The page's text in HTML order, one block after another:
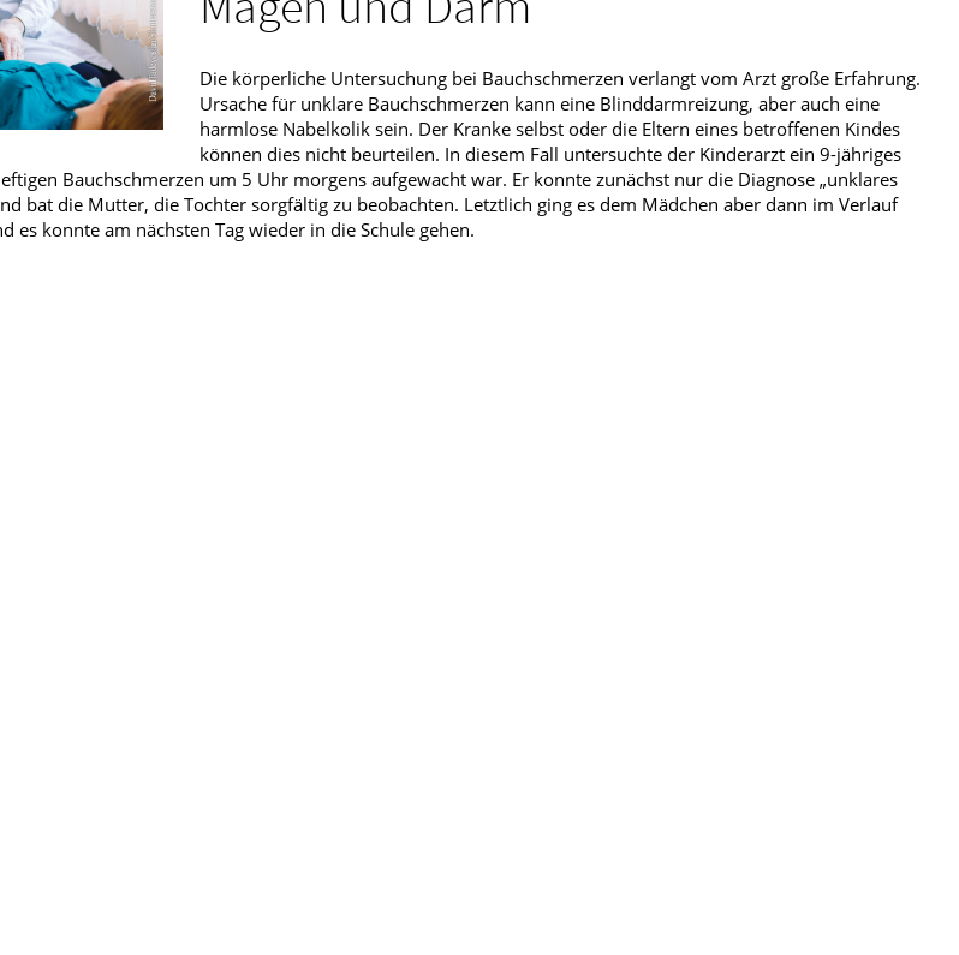
Die körperliche Untersuchung bei Bauchschmerzen verlangt vom Arzt große Erfahrung.
Ursache für unklare Bauchschmerzen kann eine Blinddarmreizung, aber auch eine
harmlose Nabelkolik sein. Der Kranke selbst oder die Eltern eines betroffenen Kindes
können dies nicht beurteilen. In diesem Fall untersuchte der Kinderarzt ein 9-jähriges
Bauchschmerzen um 5 Uhr morgens aufgewacht war. Er konnte zunächst nur die Diagnose „unklares
bat die Mutter, die Tochter sorgfältig zu beobachten. Letztlich ging es dem Mädchen aber dann im Verlauf
es konnte am nächsten Tag wieder in die Schule gehen.